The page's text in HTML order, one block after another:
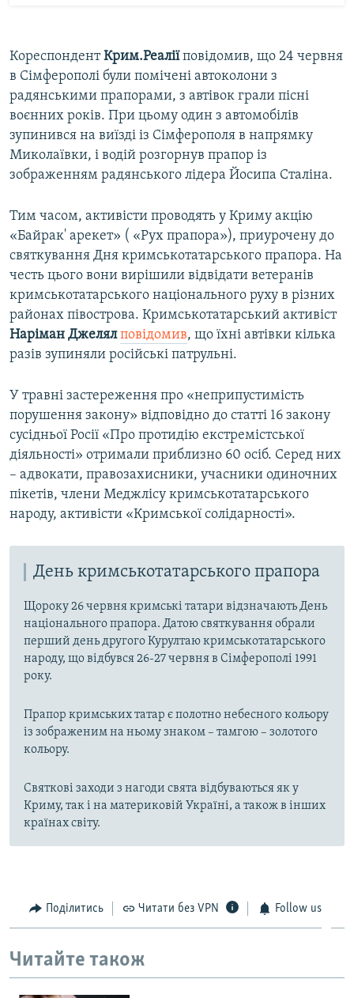
КореспондентКрим.Реаліїповідомив, що 24 червня
в Сімферополі були помічені автоколони з
радянськими прапорами, з автівок грали пісні
воєнних років. При цьому один з автомобілів
зупинився на виїзді із Сімферополя в напрямку
Миколаївки, і водій розгорнув прапор із
зображенням радянського лідера Йосипа Сталіна.
Тим часом, активісти проводять у Криму акцію
«Байрак' арекет» ( «Рух прапора»), приурочену до
святкування Дня кримськотатарського прапора. На
честь цього вони вирішили відвідати ветеранів
кримськотатарського національного руху в різних
районах півострова. Кримськотатарський активіст
Наріман Джелял повідомив, що їхні автівки кілька
разів зупиняли російські патрульні.
У травні застереження про «неприпустимість
порушення закону» відповідно до статті 16 закону
сусідньої Росії «Про протидію екстремістської
діяльності» отримали приблизно 60 осіб. Серед них
– адвокати, правозахисники, учасники одиночних
пікетів, члени Меджлісу кримськотатарського
народу, активісти «Кримської солідарності».
День кримськотатарського прапора
Щороку 26 червня кримські татари відзначають День
національного прапора. Датою святкування обрали
перший день другого Курултаю кримськотатарського
народу, що відбувся 26-27 червня в Сімферополі 1991
року.
Прапор кримських татар є полотно небесного кольору
із зображеним на ньому знаком – тамгою – золотого
кольору.
Святкові заходи з нагоди свята відбуваються як у
Криму, так і на материковій Україні, а також в інших
країнах світу.
Поділитись Читати без VPN Follow us
Читайте також